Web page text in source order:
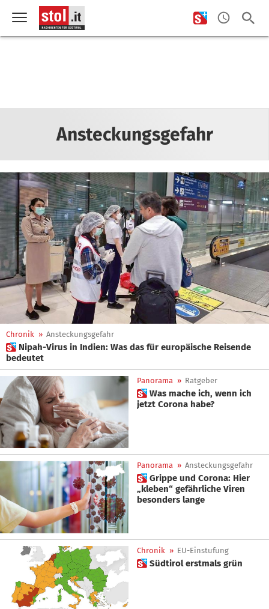
Ansteckungsgefahr
Chronik » Ansteckungsgefahr
 Nipah-Virus in Indien: Was das für europäische Reisende
bedeutet
Panorama » Ratgeber
 Was mache ich, wenn ich
jetzt Corona habe?
Panorama » Ansteckungsgefahr
 Grippe und Corona: Hier
„kleben“ gefährliche Viren
besonders lange
Chronik » EU-Einstufung
 Südtirol erstmals grün